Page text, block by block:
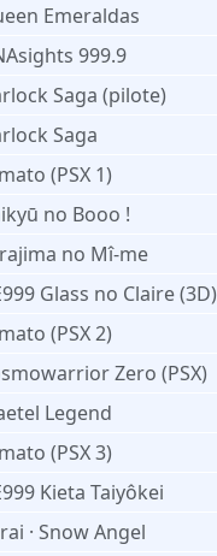
Emeraldas
999.9
Saga (pilote)
Saga
(PSX 1)
no Booo !
no Mî-me
Glass no Claire (3D)
(PSX 2)
Zero (PSX)
Legend
(PSX 3)
Kieta Taiyôkei
· Snow Angel